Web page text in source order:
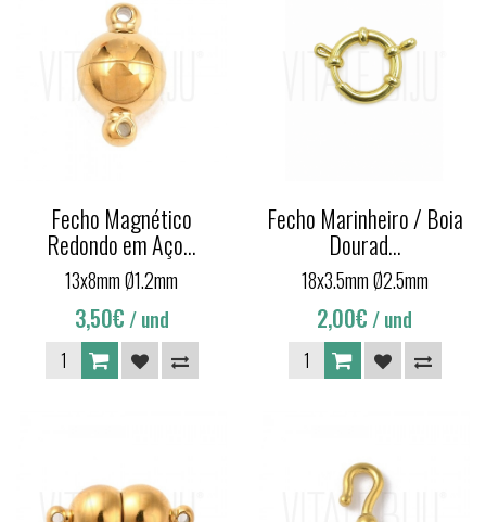
Fecho Magnético
Redondo em Aço...
13x8mm Ø1.2mm
3,50€ / und
Fecho Marinheiro / Boia
Dourad...
18x3.5mm Ø2.5mm
2,00€ / und